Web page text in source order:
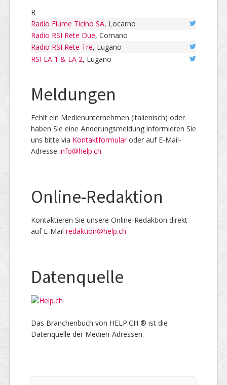
R
Radio Fiume Ticino SA, Locarno
Radio RSI Rete Due, Comano
Radio RSI Rete Tre, Lugano
RSI LA 1 & LA 2, Lugano
Meldungen
Fehlt ein Medienunternehmen (italienisch) oder
haben Sie eine Änderungsmeldung informieren Sie
uns bitte via Kontaktformularoder auf E-Mail-
Adresse info@help.ch.
Online-Redaktion
Kontaktieren Sie unsere Online-Redaktion direkt
auf E-Mail redaktion@help.ch
Datenquelle
Das Branchenbuch von HELP.CH ® ist die
Datenquelle der Medien-Adressen.